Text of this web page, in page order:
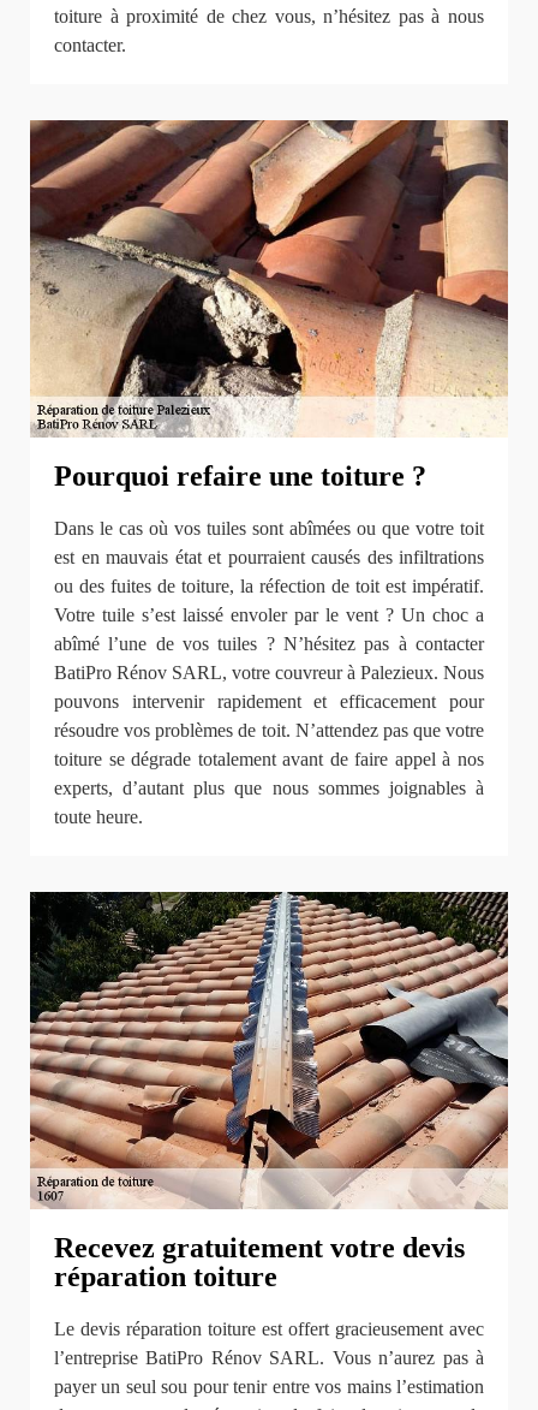
toiture à proximité de chez vous, n’hésitez pas à nous
contacter.
Pourquoi refaire une toiture ?
Dans le cas où vos tuiles sont abîmées ou que votre toit
est en mauvais état et pourraient causés des infiltrations
ou des fuites de toiture, la réfection de toit est impératif.
Votre tuile s’est laissé envoler par le vent ? Un choc a
abîmé l’une de vos tuiles ? N’hésitez pas à contacter
BatiPro Rénov SARL, votre couvreur à Palezieux. Nous
pouvons intervenir rapidement et efficacement pour
résoudre vos problèmes de toit. N’attendez pas que votre
toiture se dégrade totalement avant de faire appel à nos
experts, d’autant plus que nous sommes joignables à
toute heure.
Recevez gratuitement votre devis
réparation toiture
Le devis réparation toiture est offert gracieusement avec
l’entreprise BatiPro Rénov SARL. Vous n’aurez pas à
payer un seul sou pour tenir entre vos mains l’estimation